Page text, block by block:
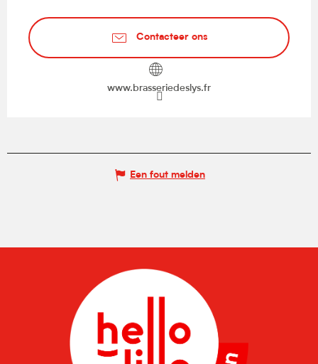
Contacteer ons
www.brasseriedeslys.fr
Een fout melden